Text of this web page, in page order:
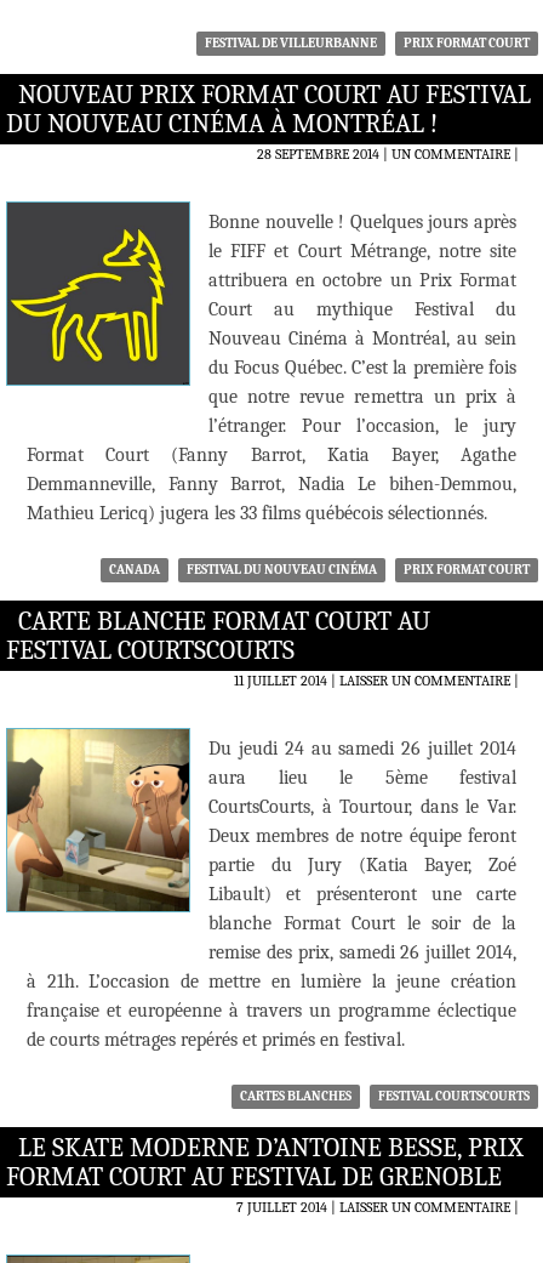
FESTIVAL DE VILLEURBANNE PRIX FORMAT COURT
NOUVEAU PRIX FORMAT COURT AU FESTIVAL
DU NOUVEAU CINÉMA À MONTRÉAL !
28 SEPTEMBRE 2014 UN COMMENTAIRE|
Bonne nouvelle ! Quelques jours après
le FIFF et Court Métrange, notre site
attribuera en octobre un Prix Format
Court au mythique Festival du
Nouveau Cinéma à Montréal, au sein
du Focus Québec. C’est la première fois
que notre revue remettra un prix à
l’étranger. Pour l’occasion, le jury
Format Court (Fanny Barrot, Katia Bayer, Agathe
Demmanneville, Fanny Barrot, Nadia Le bihen-Demmou,
Mathieu Lericq) jugera les 33 films québécois sélectionnés.
CANADA FESTIVAL DU NOUVEAU CINÉMA PRIX FORMAT COURT
CARTE BLANCHE FORMAT COURT AU
FESTIVAL COURTSCOURTS
11 JUILLET 2014 LAISSER UN COMMENTAIRE|
Du jeudi 24 au samedi 26 juillet 2014
aura lieu le 5ème festival
CourtsCourts, à Tourtour, dans le Var.
Deux membres de notre équipe feront
partie du Jury (Katia Bayer, Zoé
Libault) et présenteront une carte
blanche Format Court le soir de la
remise des prix, samedi 26 juillet 2014,
à 21h. L’occasion de mettre en lumière la jeune création
française et européenne à travers un programme éclectique
de courts métrages repérés et primés en festival.
CARTES BLANCHES FESTIVAL COURTSCOURTS
LE SKATE MODERNE D’ANTOINE BESSE, PRIX
FORMAT COURT AU FESTIVAL DE GRENOBLE
7 JUILLET 2014 LAISSER UN COMMENTAIRE|